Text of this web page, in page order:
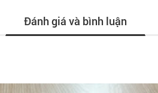
Đánh giá và bình luận